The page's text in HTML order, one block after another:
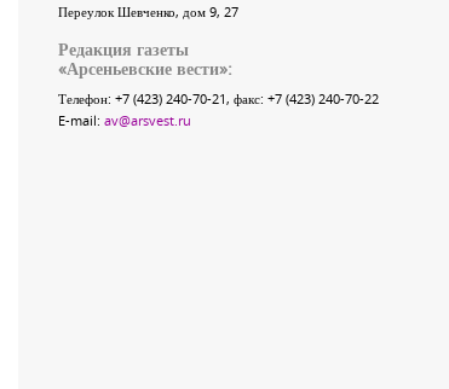
Переулок Шевченко, дом 9, 27
Редакция газеты
«Арсеньевские вести»:
Телефон: +7 (423) 240-70-21, факс: +7 (423) 240-70-22
E-mail: av@arsvest.ru